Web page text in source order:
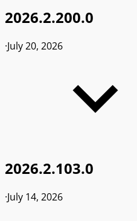
2026.2.200.0
·July 20, 2026
2026.2.103.0
·July 14, 2026